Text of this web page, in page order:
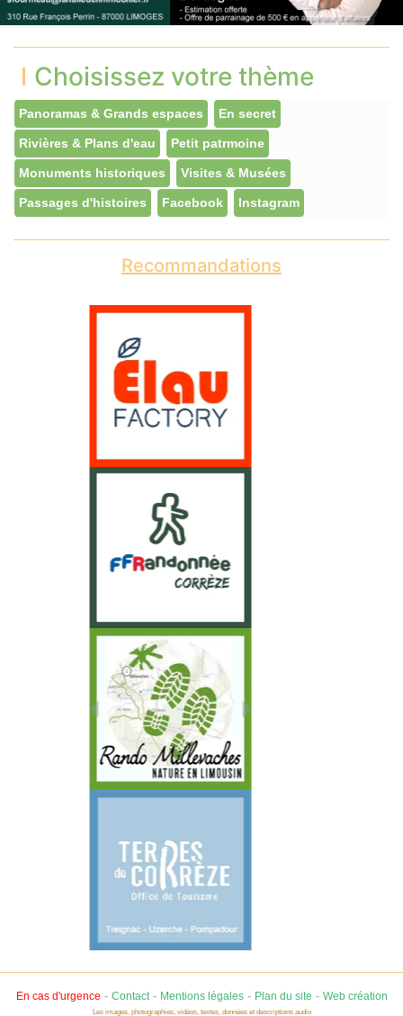
Choisissez votre thème
Panoramas & Grands espaces En secret
Rivières & Plans d'eau Petit patrmoine
Monuments historiques Visites & Musées
Passages d'histoires Facebook Instagram
Recommandations
En cas d'urgence - Contact- Mentions légales- Plan du site - Web création
Les images, photographies, vidéos, textes, données et descriptions audio